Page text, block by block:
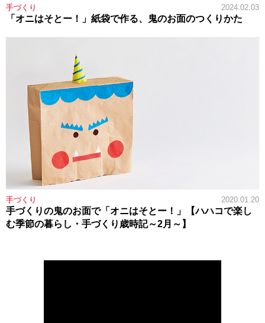
手づくり 2024.02.03
「オニはそとー！」紙袋で作る、鬼のお面のつくりかた
手づくり 2020.01.20
手づくりの鬼のお面で「オニはそとー！」【ハハコで楽し
む季節の暮らし・手づくり歳時記～2月～】